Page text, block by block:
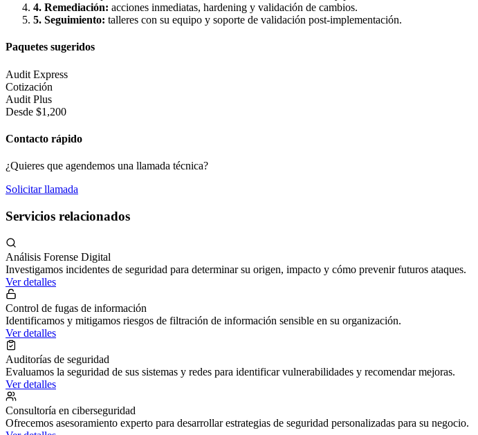
4. Remediación: acciones inmediatas, hardening y validación de cambios.
5. Seguimiento: talleres con su equipo y soporte de validación post-implementación.
Paquetes sugeridos
Audit Express
Cotización
Audit Plus
Desde $1,200
Contacto rápido
¿Quieres que agendemos una llamada técnica?
Solicitar llamada
Servicios relacionados
Análisis Forense Digital
Investigamos incidentes de seguridad para determinar su origen, impacto y cómo prevenir futuros ataques.
Ver detalles
Control de fugas de información
Identificamos y mitigamos riesgos de filtración de información sensible en su organización.
Ver detalles
Auditorías de seguridad
Evaluamos la seguridad de sus sistemas y redes para identificar vulnerabilidades y recomendar mejoras.
Ver detalles
Consultoría en ciberseguridad
Ofrecemos asesoramiento experto para desarrollar estrategias de seguridad personalizadas para su negocio.